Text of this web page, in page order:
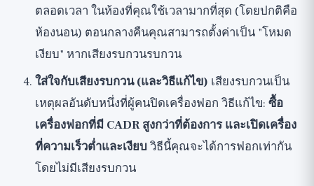
ตลอดเวลา ในห้องที่คุณใช้เวลามากที่สุด (โดยปกติคือ
ห้องนอน) ตอนกลางคืนคุณสามารถตั้งค่าเป็น "โหมด
เงียบ" หากเสียงรบกวนรบกวน
ใส่ใจกับเสียงรบกวน (และวิธีแก้ไข) เสียงรบกวนเป็น
เหตุผลอันดับหนึ่งที่ผู้คนปิดเครื่องฟอก วิธีแก้ไข: ซื้อ
เครื่องฟอกที่มี CADR สูงกว่าที่ต้องการ และเปิดเครื่อง
ที่ความเร็วต่ำและเงียบวิธีนี้คุณจะได้การฟอกเท่ากัน
โดยไม่มีเสียงรบกวน